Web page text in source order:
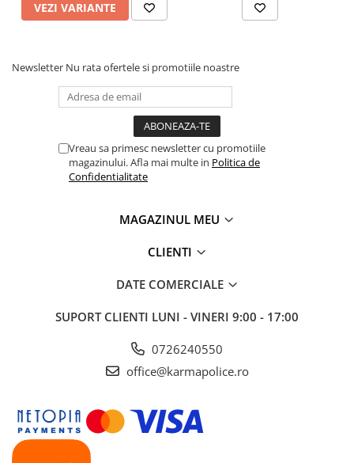
VEZI VARIANTE
Newsletter Nu rata ofertele si promotiile noastre
Vreau sa primesc newsletter cu promotiile
magazinului. Afla mai multe in Politica de
Confidentialitate
MAGAZINUL MEU
CLIENTI
DATE COMERCIALE
SUPORT CLIENTI LUNI - VINERI 9:00 - 17:00
0726240550
office@karmapolice.ro